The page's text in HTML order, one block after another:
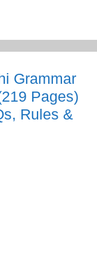
Grammar
Pages)
Rules &